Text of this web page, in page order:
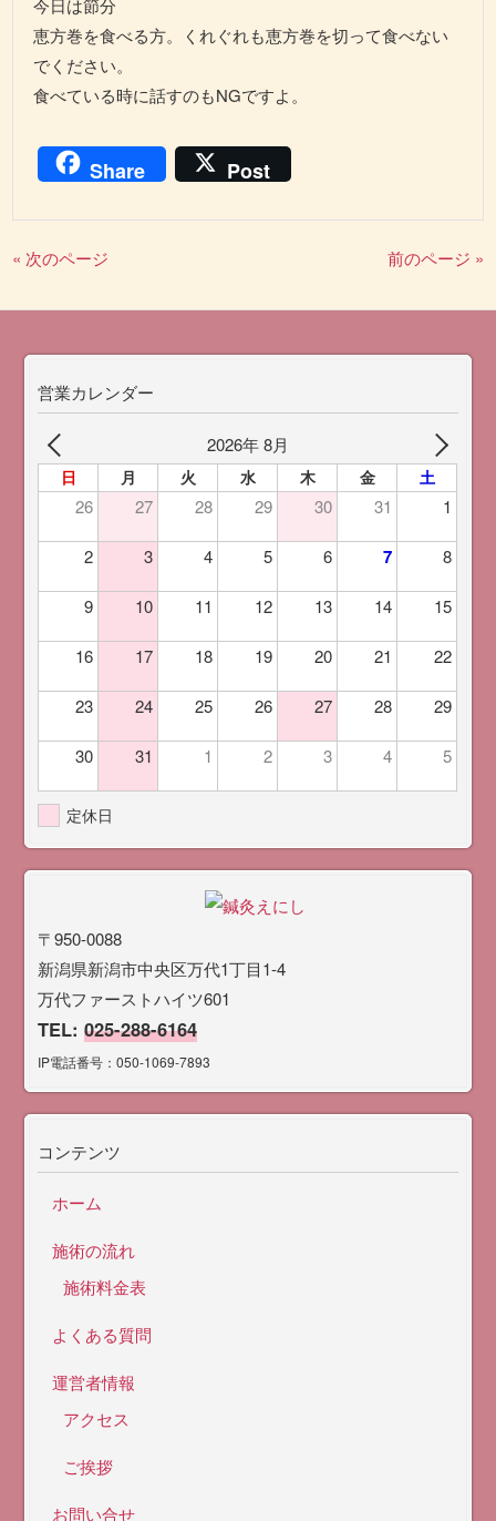
今日は節分
恵方巻を食べる方。くれぐれも恵方巻を切って食べない
でください。
食べている時に話すのもNGですよ。
Share Post
« 次のページ 前のページ »
営業カレンダー
2026年 8月
日 月 火 水 木 金 土
26 27 28 29 30 31 1
2 3 4 5 6 7 8
9 10 11 12 13 14 15
16 17 18 19 20 21 22
23 24 25 26 27 28 29
30 31 1 2 3 4 5
定休日
〒950-0088
新潟県新潟市中央区万代1丁目1-4
万代ファーストハイツ601
TEL:025-288-6164
IP電話番号：050-1069-7893
コンテンツ
ホーム
施術の流れ
施術料金表
よくある質問
運営者情報
アクセス
ご挨拶
お問い合せ